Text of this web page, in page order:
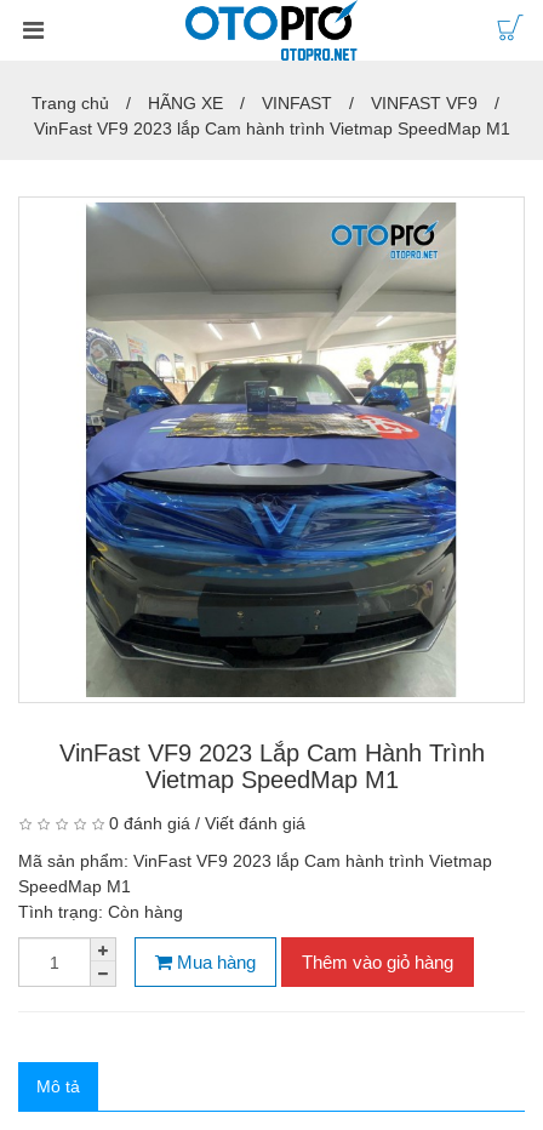
Trang chủ HÃNG XE VINFAST
VINFAST VF9
VinFast VF9 2023 lắp Cam hành trình Vietmap SpeedMap M1
VinFast VF9 2023 Lắp Cam Hành Trình
Vietmap SpeedMap M1
0 đánh giá / Viết đánh giá
Mã sản phẩm: VinFast VF9 2023 lắp Cam hành trình Vietmap
SpeedMap M1
Tình trạng: Còn hàng
Mua hàng Thêm vào giỏ hàng
Mô tả